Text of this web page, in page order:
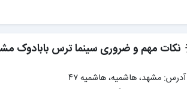
نکات مهم و ضروری سینما ترس بابادوک
آدرس: مشهد، هاشمیه، هاشمیه ۴۷